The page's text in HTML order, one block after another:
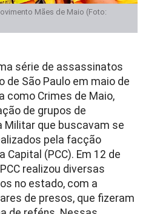
Mães de Maio (Foto:
série de assassinatos
de São Paulo em maio de
como Crimes de Maio,
de grupos de
Militar que buscavam se
pela facção
Capital (PCC). Em 12 de
realizou diversas
no estado, com a
de presos, que fizeram